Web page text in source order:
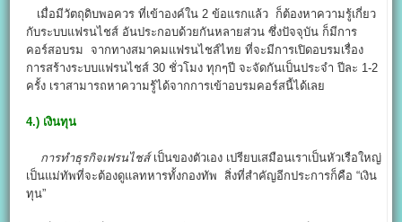
เมื่อมีวัตถุดิบพอควร ที่เข้าองค์ใน 2 ข้อแรกแล้ว ก็ต้องหาความรู้เกี่ยว
กับระบบแฟรนไชส์ อันประกอบด้วยกันหลายส่วน ซึ่งปัจจุบัน ก็มีการ
คอร์สอบรม จากทางสมาคมแฟรนไชส์ไทย ที่จะมีการเปิดอบรมเรื่อง
การสร้างระบบแฟรนไชส์ 30 ชั่วโมง ทุกๆปี จะจัดกันเป็นประจำ ปีละ 1-2
ครั้ง เราสามารถหาความรู้ได้จากการเข้าอบรมคอร์สนี้ได้เลย
4.) เงินทุน
การทําธุรกิจเฟรนไชส์เป็นของตัวเอง เปรียบเสมือนเราเป็นหัวเรือใหญ่
เป็นแม่ทัพที่จะต้องดูแลทหารทั้งกองทัพ สิ่งที่สำคัญอีกประการก็คือ “เงิน
ทุน”